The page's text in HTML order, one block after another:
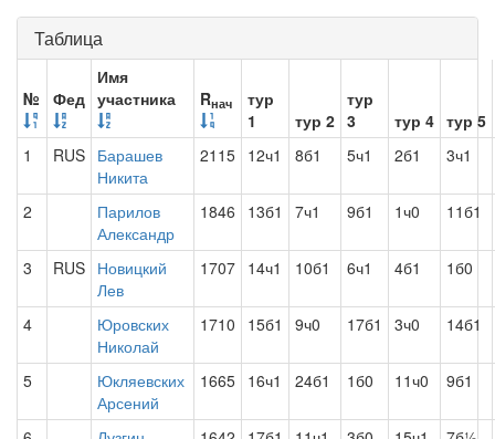
Таблица
№ Фед
Имя
участника
Rнач
тур
1
тур 2
тур
3
тур 4 тур 5
1
RUS Барашев
Никита
2115 12ч1 8б1 5ч1 2б1 3ч1
2
Парилов
Александр
1846 13б1 7ч1 9б1 1ч0 11б1
3 RUS Новицкий
Лев
1707 14ч1 10б1 6ч1 4б1 1б0
4
Юровских
Николай
1710 15б1 9ч0 17б1 3ч0 14б1
5
Юкляевских
Арсений
1665 16ч1 24б1 1б0 11ч0 9б1